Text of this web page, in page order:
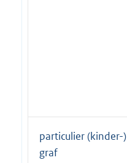
particulier (kinder-)
graf